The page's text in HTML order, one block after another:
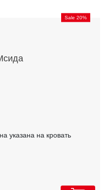
Sale 20%
на кровать